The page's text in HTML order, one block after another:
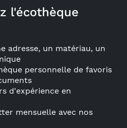
l'écothèque
adresse, un matériau, un
personnelle de favoris
d'expérience en
mensuelle avec nos